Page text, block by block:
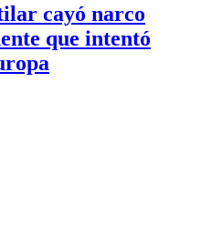
cayó narco
que intentó